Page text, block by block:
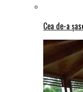
Cea de-a